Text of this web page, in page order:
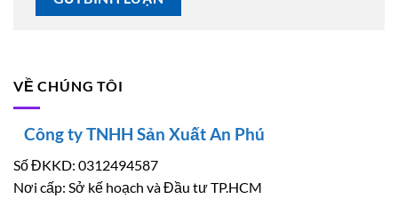
VỀ CHÚNG TÔI
Công ty TNHH Sản Xuất An Phú
Số ĐKKD: 0312494587
Nơi cấp: Sở kế hoạch và Đầu tư TP.HCM